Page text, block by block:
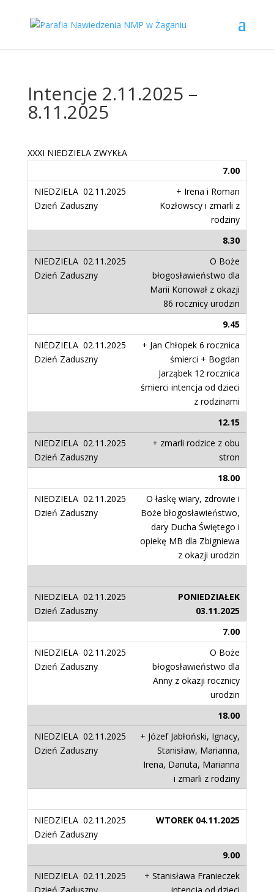
Intencje 2.11.2025 –
8.11.2025
XXXI NIEDZIELA ZWYKŁA
7.00
+ Irena i Roman
Kozłowscy i zmarli z
rodziny
8.30
O Boże
błogosławieństwo dla
Marii Konował z okazji
86 rocznicy urodzin
9.45
+ Jan Chłopek 6 rocznica
śmierci + Bogdan
Jarząbek 12 rocznica
śmierci intencja od dzieci
z rodzinami
12.15
+ zmarli rodzice z obu
stron
18.00
O łaskę wiary, zdrowie i
Boże błogosławieństwo,
dary Ducha Świętego i
opiekę MB dla Zbigniewa
z okazji urodzin
PONIEDZIAŁEK
03.11.2025
7.00
O Boże
błogosławieństwo dla
Anny z okazji rocznicy
urodzin
18.00
+ Józef Jabłoński, Ignacy,
Stanisław, Marianna,
Irena, Danuta, Marianna
i zmarli z rodziny
WTOREK 04.11.2025
9.00
+ Stanisława Franieczek